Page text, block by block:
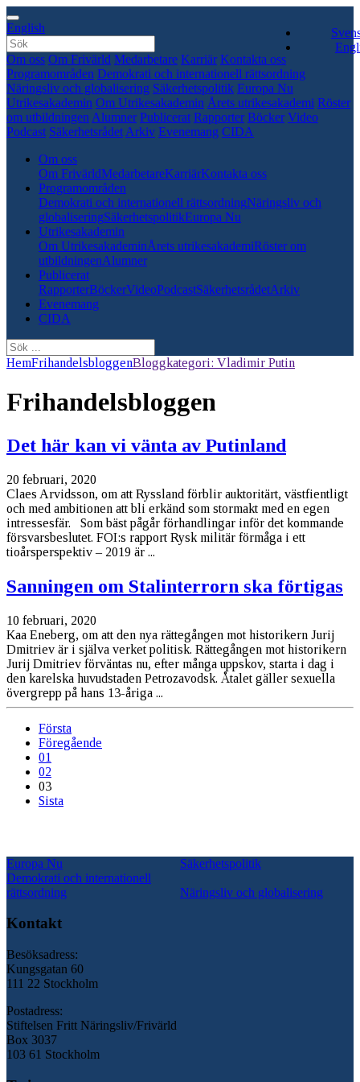
English
Om oss Om Frivärld Medarbetare Karriär Kontakta oss
Programområden Demokrati och internationell rättsordning
Näringsliv och globalisering Säkerhetspolitik Europa Nu
Utrikesakademin Om Utrikesakademin Årets utrikesakademi Röster
om utbildningen Alumner Publicerat Rapporter Böcker Video
Podcast Säkerhetsrådet Arkiv Evenemang CIDA
Om oss
Om FrivärldMedarbetareKarriärKontakta oss
Programområden
Demokrati och internationell rättsordningNäringsliv och
globaliseringSäkerhetspolitikEuropa Nu
Utrikesakademin
Om UtrikesakademinÅrets utrikesakademiRöster om
utbildningenAlumner
Publicerat
RapporterBöckerVideoPodcastSäkerhetsrådetArkiv
Evenemang
CIDA
HemFrihandelsbloggenBloggkategori: Vladimir Putin
Frihandelsbloggen
Det här kan vi vänta av Putinland
20 februari, 2020
Claes Arvidsson, om att Ryssland förblir auktoritärt, västfientligt
och med ambitionen att bli erkänd som stormakt med en egen
intressesfär. Som bäst pågår förhandlingar inför det kommande
försvarsbeslutet. FOI:s rapport Rysk militär förmåga i ett
tioårsperspektiv – 2019 är ...
Sanningen om Stalinterrorn ska förtigas
10 februari, 2020
Kaa Eneberg, om att den nya rättegången mot historikern Jurij
Dmitriev är i själva verket politisk. Rättegången mot historikern
Jurij Dmitriev förväntas nu, efter många uppskov, starta i dag i
den karelska huvudstaden Petrozavodsk. Åtalet gäller sexuella
övergrepp på hans 13-åriga ...
Första
Föregående
01
02
03
Sista
Europa Nu
Säkerhetspolitik
Demokrati och internationell
rättsordning
Näringsliv och globalisering
Kontakt
Besöksadress:
Kungsgatan 60
111 22 Stockholm
Postadress:
Stiftelsen Fritt Näringsliv/Frivärld
Box 3037
103 61 Stockholm